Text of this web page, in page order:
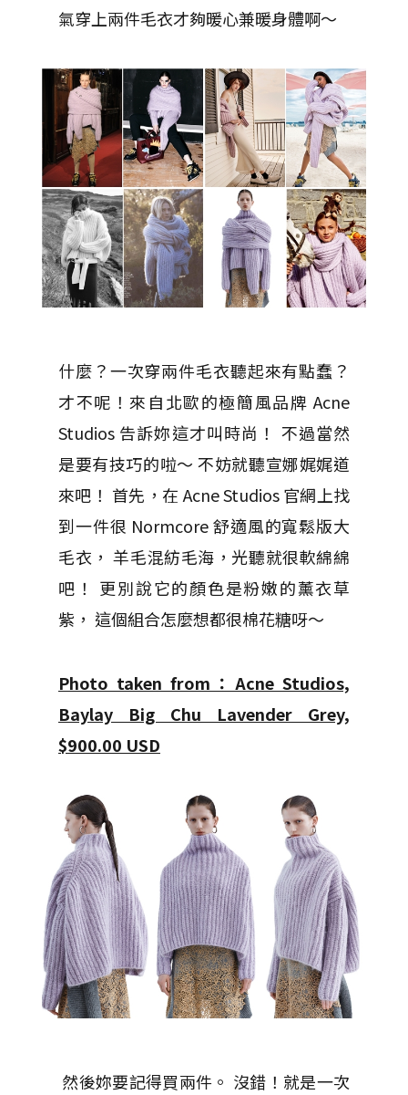
氣穿上兩件毛衣才夠暖心兼暖身體啊～
什麼？一次穿兩件毛衣聽起來有點蠢？
才不呢！來自北歐的極簡風品牌 Acne
Studios 告訴妳這才叫時尚！ 不過當然
是要有技巧的啦～ 不妨就聽宣娜娓娓道
來吧！ 首先，在 Acne Studios 官網上找
到一件很 Normcore 舒適風的寬鬆版大
毛衣， 羊毛混紡毛海，光聽就很軟綿綿
吧！ 更別說它的顏色是粉嫩的薰衣草
紫， 這個組合怎麼想都很棉花糖呀～
Photo taken from：Acne Studios,
Baylay Big Chu Lavender Grey,
$900.00 USD
然後妳要記得買兩件。 沒錯！就是一次